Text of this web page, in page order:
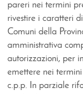
pareri nei termini
rivestire i caratteri
Comuni della
amministrativa
autorizzazioni, per
emettere nei termini
c.p.p. In parziale